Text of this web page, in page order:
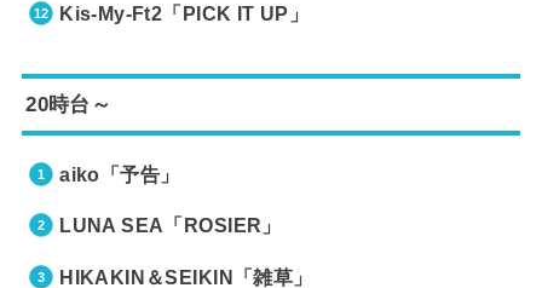
Kis-My-Ft2「PICK IT UP」
20時台～
aiko「予告」
LUNA SEA「ROSIER」
HIKAKIN＆SEIKIN「雑草」